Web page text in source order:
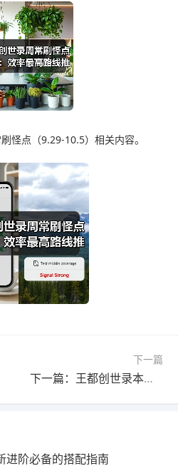
怪点（9.29-10.5）相关内容。
下一篇
下一篇：王都创世录本周刷怪地图曝光 水仙龙活动别再跑空
进阶必备的搭配指南